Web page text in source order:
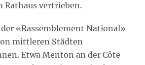
Rathaus vertrieben.
«Rassemblement National»
mittleren Städten
Etwa Menton an der Côte